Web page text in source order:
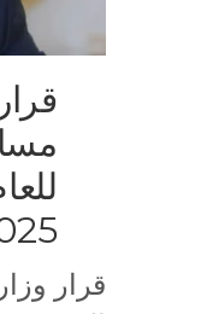
قرار